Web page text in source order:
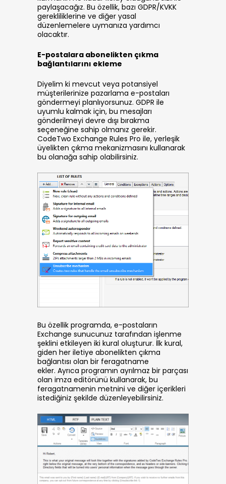
paylaşacağız. Bu özellik, bazı GDPR/KVKK
gerekliliklerine ve diğer yasal
düzenlemelere uymanıza yardımcı
olacaktır.
E-postalara abonelikten çıkma
bağlantılarını ekleme
Diyelim ki mevcut veya potansiyel
müşterilerinize pazarlama e-postaları
göndermeyi planlıyorsunuz. GDPR ile
uyumlu kalmak için, bu mesajları
gönderilmeyi devre dışı bırakma
seçeneğine sahip olmanız gerekir.
CodeTwo Exchange Rules Pro ile, yerleşik
üyelikten çıkma mekanizmasını kullanarak
bu olanağa sahip olabilirsiniz.
Bu özellik programda, e-postaların
Exchange sunucunuz tarafından işlenme
şeklini etkileyen iki kural oluşturur. İlk kural,
giden her iletiye abonelikten çıkma
bağlantısı olan bir feragatname
ekler. Ayrıca programın ayrılmaz bir parçası
olan imza editörünü kullanarak, bu
feragatnamenin metnini ve diğer içerikleri
istediğiniz şekilde düzenleyebilirsiniz.